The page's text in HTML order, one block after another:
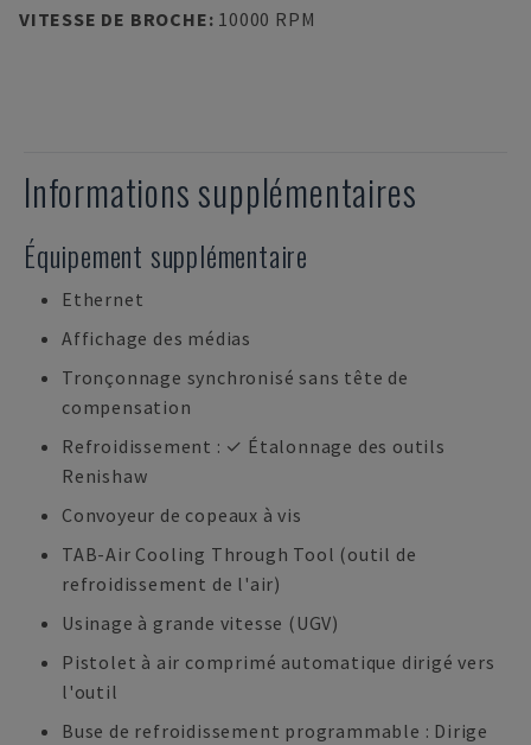
VITESSE DE BROCHE: 10000 RPM
Informations supplémentaires
Équipement supplémentaire
Ethernet
Affichage des médias
Tronçonnage synchronisé sans tête de
compensation
Refroidissement : ✓ Étalonnage des outils
Renishaw
Convoyeur de copeaux à vis
TAB-Air Cooling Through Tool (outil de
refroidissement de l'air)
Usinage à grande vitesse (UGV)
Pistolet à air comprimé automatique dirigé vers
l'outil
Buse de refroidissement programmable : Dirige